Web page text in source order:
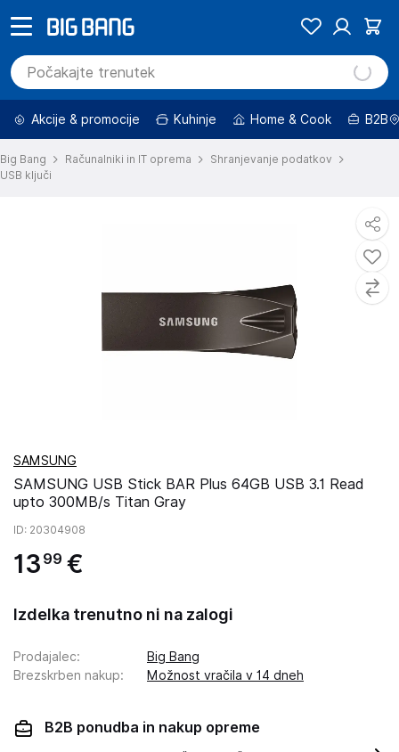
Akcije & promocije Kuhinje Home & Cook B2B
Big Bang Računalniki in IT oprema
Shranjevanje podatkov
USB ključi
SAMSUNG
SAMSUNG USB Stick BAR Plus 64GB USB 3.1 Read
upto 300MB/s Titan Gray
ID: 20304908
13 99 €
Izdelka trenutno ni na zalogi
Prodajalec:
Big Bang
Brezskrben nakup: Možnost vračila v 14 dneh
B2B ponudba in nakup opreme